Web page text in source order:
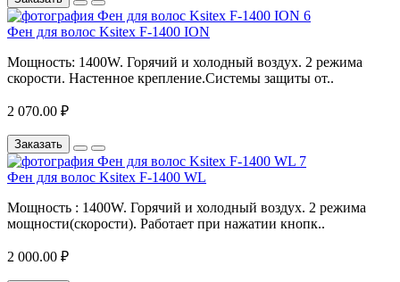
Фен для волос Ksitex F-1400 ION
Мощность: 1400W. Горячий и холодный воздух. 2 режима
скорости. Настенное крепление.Системы защиты от..
2 070.00 ₽
Заказать
Фен для волос Ksitex F-1400 WL
Мощность : 1400W. Горячий и холодный воздух. 2 режима
мощности(скорости). Работает при нажатии кнопк..
2 000.00 ₽